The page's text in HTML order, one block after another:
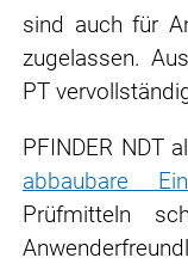
sind auch für
zugelassen.
PT
PFINDER NDT
abbaubare
Prüfmitteln